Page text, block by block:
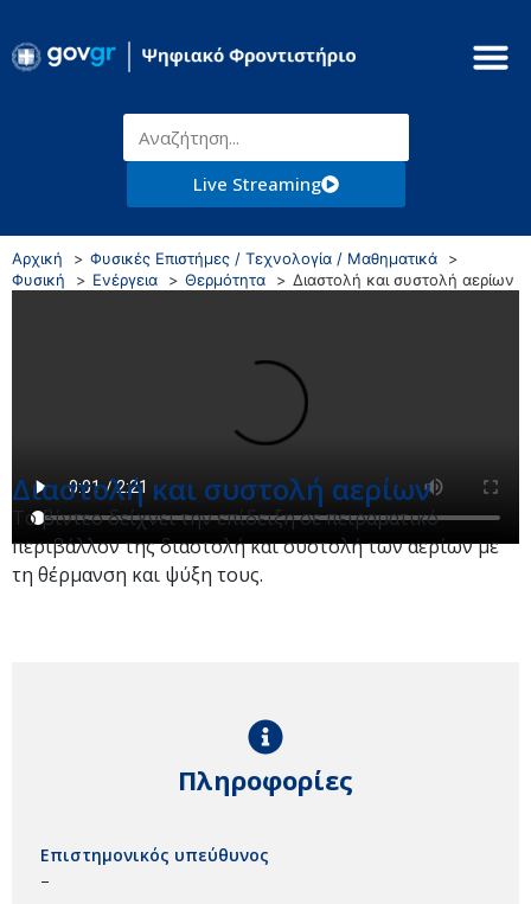
Live Streaming
Αρχική
Φυσικές Επιστήμες / Τεχνολογία / Μαθηματικά
Φυσική
Ενέργεια Θερμότητα Διαστολή και συστολή αερίων
Διαστολή και συστολή αερίων
Το βίντεο δείχνει την επίδειξη σε πειραματικό
περιβάλλον της διαστολή και συστολή των αερίων με
τη θέρμανση και ψύξη τους.
Πληροφορίες
Επιστημονικός υπεύθυνος
–